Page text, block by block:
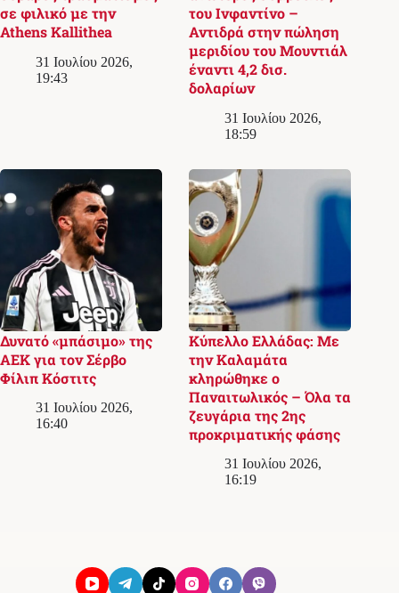
σε φιλικό με την
Athens Kallithea
31 Ιουλίου 2026,
19:43
του Ινφαντίνο –
Αντιδρά στην πώληση
μεριδίου του Μουντιάλ
έναντι 4,2 δισ.
δολαρίων
31 Ιουλίου 2026,
18:59
Δυνατό «μπάσιμο» της
ΑΕΚ για τον Σέρβο
Φίλιπ Κόστιτς
31 Ιουλίου 2026,
16:40
Κύπελλο Ελλάδας: Με
την Καλαμάτα
κληρώθηκε ο
Παναιτωλικός – Όλα τα
ζευγάρια της 2ης
προκριματικής φάσης
31 Ιουλίου 2026,
16:19